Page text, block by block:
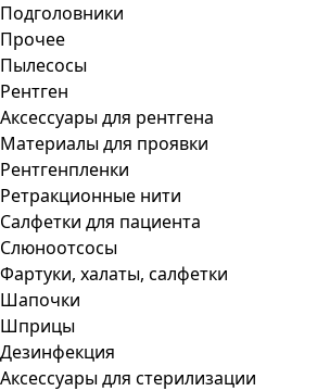
Подголовники
Прочее
Пылесосы
Рентген
Аксессуары для рентгена
Материалы для проявки
Рентгенпленки
Ретракционные нити
Салфетки для пациента
Слюноотсосы
Фартуки, халаты, салфетки
Шапочки
Шприцы
Дезинфекция
Аксессуары для стерилизации